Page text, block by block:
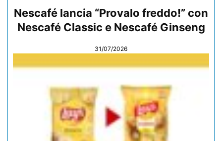
Nescafé lancia “Provalo freddo!” con
Nescafé Classic e Nescafé Ginseng
31/07/2026